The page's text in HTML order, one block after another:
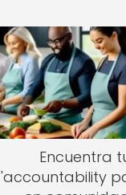
Encuentra
'accountability